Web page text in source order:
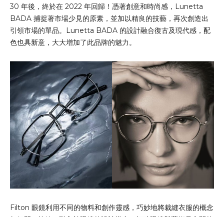
30 年後，終於在 2022 年回歸！憑著創意和時尚感，Lunetta
BADA 捕捉著市場少見的原素，並加以精良的技藝，再次創造出
引領市場的單品。Lunetta BADA 的設計融合復古及現代感，配
色也具新意，大大增加了此品牌的魅力。
Filton 眼鏡利用不同的物料和創作靈感，巧妙地將裁縫衣服的概念